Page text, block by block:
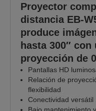
Proyector
distancia EB-
produce
hasta 300″
proyección de
Pantallas HD
Relación de
flexibilidad
Conectividad versátil